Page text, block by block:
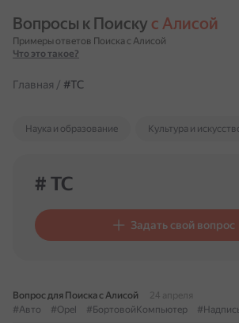
Вопросы к Поиску с Алисой
Примеры ответов Поиска с Алисой
Что это такое?
Главная / #TC
Наука и образование Культура и
# TC
Задать свой вопрос
Вопрос для Поиска с Алисой
24 апреля
#Авто
#Opel #БортовойКомпьютер